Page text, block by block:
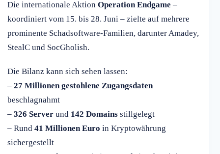
Die internationale Aktion Operation Endgame –
koordiniert vom 15. bis 28. Juni – zielte auf mehrere
prominente Schadsoftware-Familien, darunter Amadey,
StealC und SocGholish.
Die Bilanz kann sich sehen lassen:
– 27 Millionen gestohlene Zugangsdaten
beschlagnahmt
– 326 Server und 142 Domains stillgelegt
– Rund 41 Millionen Euro in Kryptowährung
sichergestellt